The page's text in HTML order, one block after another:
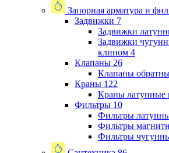
Запорная арматура и
Задвижки 7
Задвижки
Задвижки
клином 4
Клапаны 26
Клапаны
Краны 122
Краны латунные
Фильтры 10
Фильтры
Фильтры
Фильтры